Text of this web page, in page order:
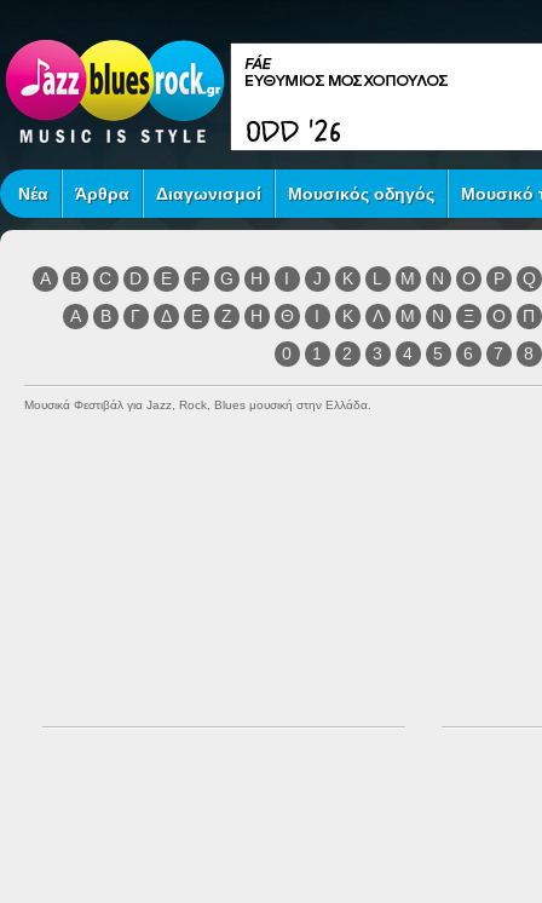
Νέα Άρθρα Διαγωνισμοί Μουσικός οδηγός Μουσικό
A B C D E F G H I J K L M N O P
Q
Α
Β Γ Δ Ε Ζ Η Θ Ι Κ Λ Μ Ν Ξ Ο
Π
0
1 2 3 4 5 6 7 8
Μουσικά Φεστιβάλ για Jazz, Rock, Blues μουσική στην Ελλάδα.